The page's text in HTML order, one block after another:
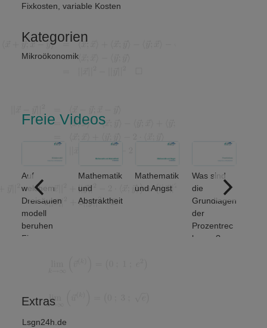
Fixkosten variable Kosten
Kategorien
Mikroökonomik
Freie Videos
Auf
welchem
Dreisäulen
modell
beruhen
Finanz-
Mathematik
und
Abstraktheit
Mathematik
und Angst
Was sind
die
Grundlagen
der
Prozentrec
hnung?
Extras
Lsgn24h.de